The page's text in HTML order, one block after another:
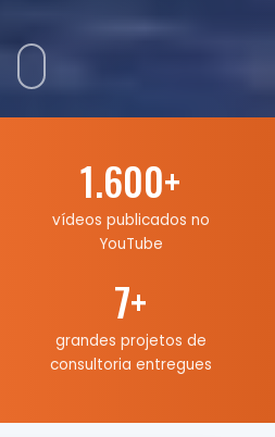
1.600+
vídeos publicados no
YouTube
7+
grandes projetos de
consultoria entregues